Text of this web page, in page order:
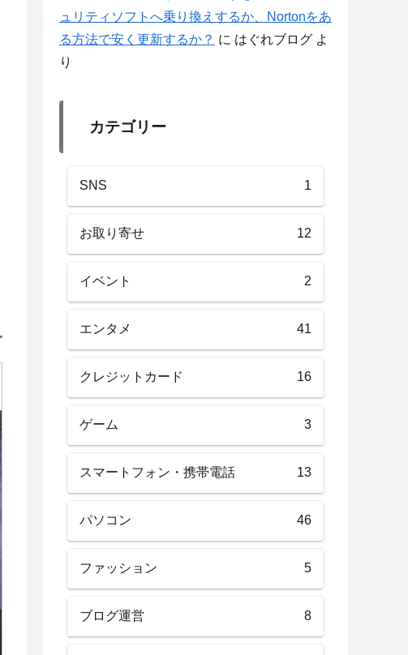
ュリティソフトへ乗り換えするか、Nortonをあ
る方法で安く更新するか？ に はぐれブログ よ
り
カテゴリー
SNS 1
お取り寄せ 12
イベント 2
エンタメ 41
クレジットカード 16
ゲーム 3
スマートフォン・携帯電話 13
パソコン 46
ファッション 5
ブログ運営 8